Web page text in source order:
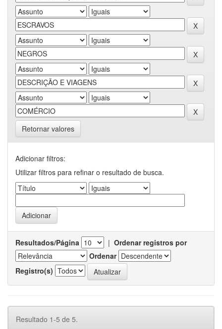
Retornar valores
Adicionar filtros:
Utilizar filtros para refinar o resultado de busca.
Resultados/Página | Ordenar registros por
Ordenar
Registro(s)
Resultado 1-5 de 5.